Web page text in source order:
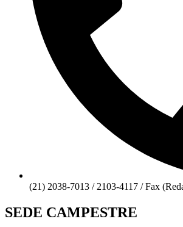
(21) 2038-7013 / 2103-4117 / Fax
SEDE CAMPESTRE